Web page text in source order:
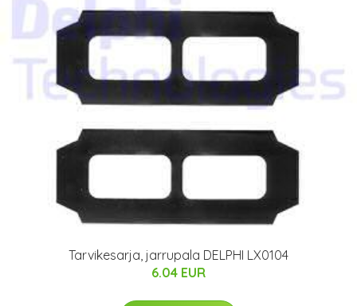
Tarvikesarja, jarrupala DELPHI LX0104
6.04 EUR